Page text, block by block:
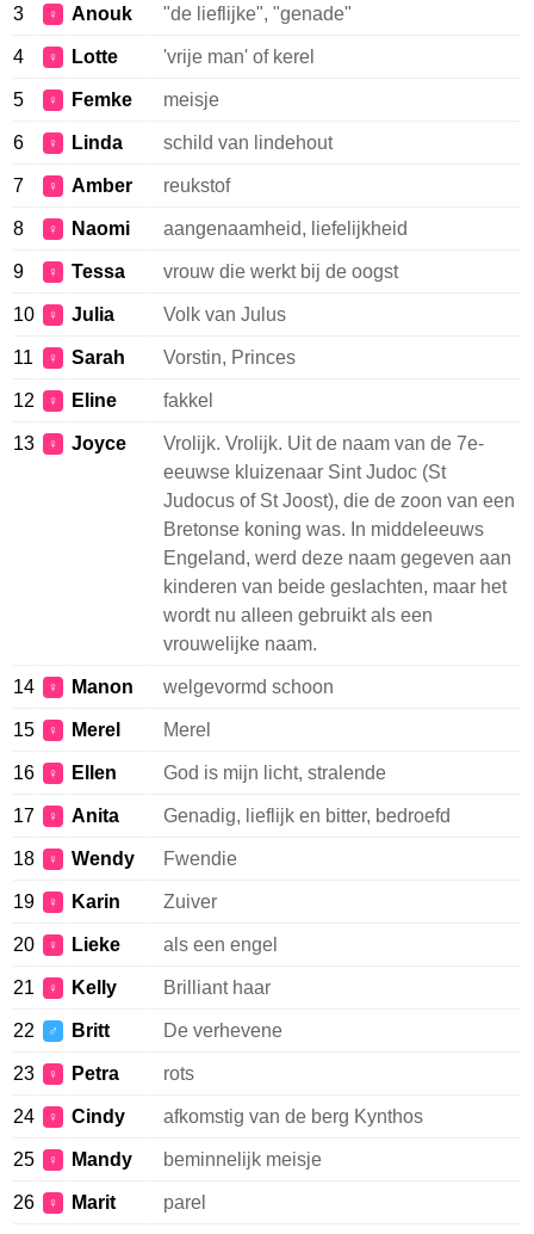
3 ♀ Anouk "de lieflijke", "genade"
4 ♀ Lotte 'vrije man' of kerel
5 ♀ Femke meisje
6 ♀ Linda schild van lindehout
7 ♀ Amber reukstof
8 ♀ Naomi aangenaamheid, liefelijkheid
9 ♀ Tessa vrouw die werkt bij de oogst
10 ♀ Julia Volk van Julus
11 ♀ Sarah Vorstin, Princes
12 ♀ Eline fakkel
13 ♀ Joyce
Vrolijk. Vrolijk. Uit de naam van de 7e-
eeuwse kluizenaar Sint Judoc (St
Judocus of St Joost), die de zoon van een
Bretonse koning was. In middeleeuws
Engeland, werd deze naam gegeven aan
kinderen van beide geslachten, maar het
wordt nu alleen gebruikt als een
vrouwelijke naam.
14 ♀ Manon welgevormd schoon
15 ♀ Merel Merel
16 ♀ Ellen God is mijn licht, stralende
17 ♀ Anita Genadig, lieflijk en bitter, bedroefd
18 ♀ Wendy Fwendie
19 ♀ Karin Zuiver
20 ♀ Lieke als een engel
21 ♀ Kelly Brilliant haar
22 ♂ Britt De verhevene
23 ♀ Petra rots
24 ♀ Cindy afkomstig van de berg Kynthos
25 ♀ Mandy beminnelijk meisje
26 ♀ Marit parel